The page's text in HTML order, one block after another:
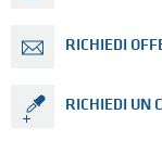
RICHIEDI
RICHIEDI UN